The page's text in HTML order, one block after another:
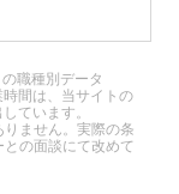
です。
最大の課題だっ
改善されたこと
の職種別データ
時間は、当サイトの
ています。
ません。実際の条
の面談にて改めて